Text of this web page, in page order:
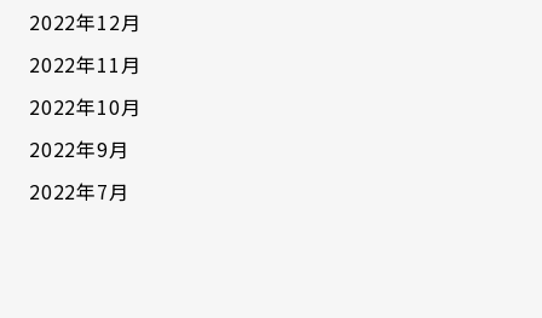
2022年12月
2022年11月
2022年10月
2022年9月
2022年7月